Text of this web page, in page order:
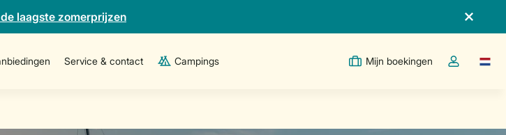
laagste zomerprijzen
Service & contact Campings Mijn boekingen
Open deTaal